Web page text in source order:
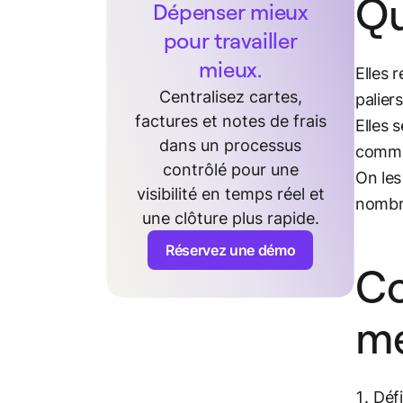
Elles
Elles
On
Dépenser mieux
pour travailler
mieux.
Centralisez cartes,
factures et notes de frais
dans un processus
contrôlé pour une
visibilité en temps réel et
une clôture plus rapide.
Réservez une démo